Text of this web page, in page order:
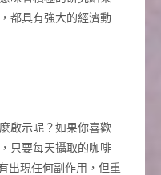
都具有強大的經濟動
啟示呢？如果你喜歡
只要每天攝取的咖啡
出現任何副作用，但重